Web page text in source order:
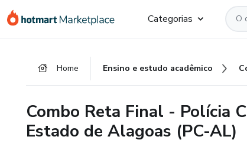
para
para
para
Categorias
Home Ensino e estudo acadêmico
Combo Reta Final - Polícia
Estado de Alagoas (PC-AL)